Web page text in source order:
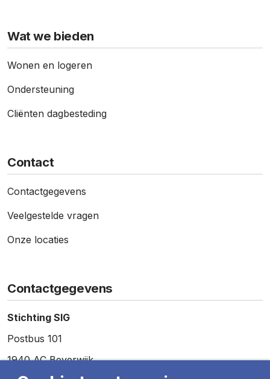
Wat we bieden
Wonen en logeren
Ondersteuning
Cliënten dagbesteding
Contact
Contact­gegevens
Veelgestelde vragen
Onze locaties
Contactgegevens
Stichting SIG
Postbus 101
1940 AC Beverwijk